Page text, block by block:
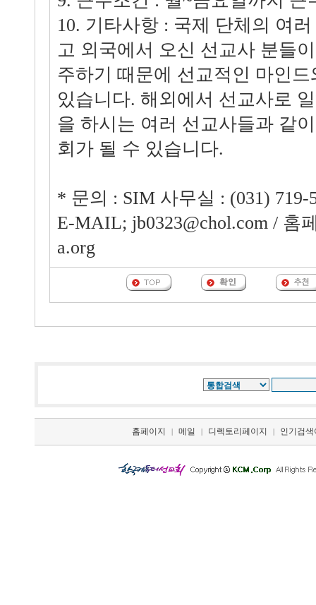
10. 기타사항 : 국제 단체의 여
고 외국에서 오신 선교사 분들
주하기 때문에 선교적인 마인
있습니다. 해외에서 선교사로
을 하시는 여러 선교사들과 같
회가 될 수 있습니다.
* 문의 : SIM 사무실 : (031) 719-
E-MAIL; jb0323@chol.com / 홈
a.org
홈페이지 | 메일 | 디렉토리페이지 | 인기검색